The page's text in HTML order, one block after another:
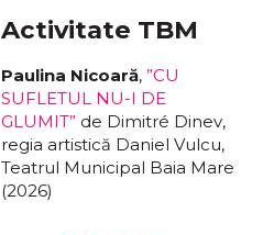
Activitate TBM
Paulina Nicoară, ”CU
SUFLETUL NU-I DE
GLUMIT” de Dimitré Dinev,
regia artistică Daniel Vulcu,
Teatrul Municipal Baia Mare
(2026)